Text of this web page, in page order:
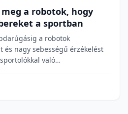
a robotok, hogy
a sportban
a robotok
és nagy sebességű érzékelést
való